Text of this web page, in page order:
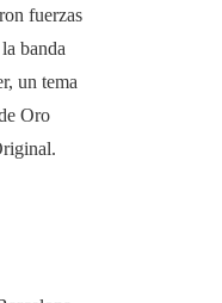
fuerzas
banda
un tema
Oro